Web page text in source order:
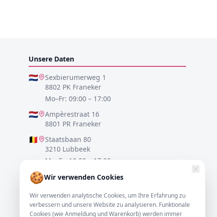
🍪Wir verwenden Cookies
Wir verwenden analytische Cookies, um Ihre Erfahrung zu
verbessern und unsere Website zu analysieren. Funktionale
Cookies (wie Anmeldung und Warenkorb) werden immer
Unsere Daten
🇳🇱
Sexbierumerweg 1
8802 PK Franeker
Mo–Fr: 09:00 – 17:00
🇳🇱
Ampèrestraat 16
8801 PR Franeker
🇧🇪
Staatsbaan 80
3210 Lubbeek
Mo–Fr: 10:00 – 17:00
🇩🇪
Lister Meile 48
Mo–Fr: 10:00 – 17:00